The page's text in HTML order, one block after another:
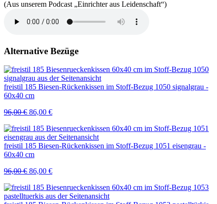
(Aus unserem Podcast „Einrichter aus Leidenschaft“)
Alternative Bezüge
freistil 185 Biesen-Rückenkissen im Stoff-Bezug 1050 signalgrau -
60x40 cm
96,00€ Ursprünglicher
war:
96,00 €
86,00 €Aktueller
ist:
86,00 €.
freistil 185 Biesen-Rückenkissen im Stoff-Bezug 1051 eisengrau -
60x40 cm
96,00€ Ursprünglicher
war:
96,00 €
86,00 €Aktueller
ist:
86,00 €.